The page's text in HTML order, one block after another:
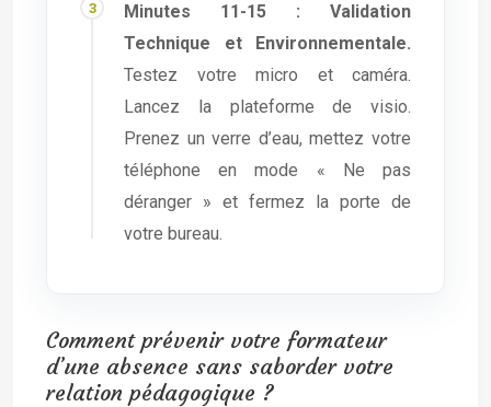
Minutes 11-15 : Validation
Technique et Environnementale.
Testez votre micro et caméra.
Lancez la plateforme de visio.
Prenez un verre d’eau, mettez votre
téléphone en mode « Ne pas
déranger » et fermez la porte de
votre bureau.
Comment prévenir votre formateur
d’une absence sans saborder votre
relation pédagogique ?